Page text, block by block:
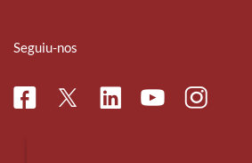
Seguiu-nos
FacebookTwitterLinkedinYoutubeInstagram